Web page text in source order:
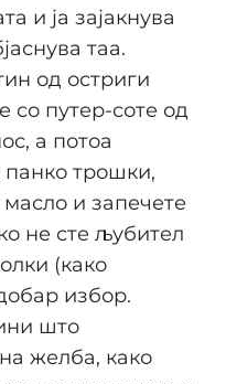
и ја зајакнува
таа.
од остриги
со путер-соте од
а потоа
трошки,
и запечете
не сте љубител
(како
избор.
што
желба, како